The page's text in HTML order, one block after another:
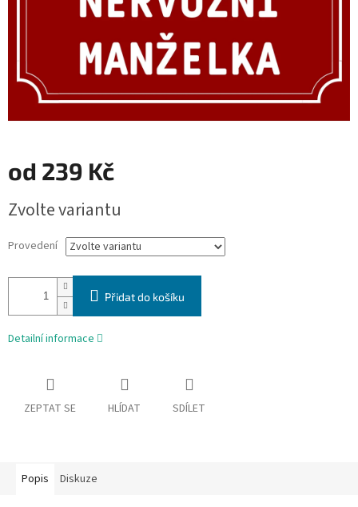
od 239 Kč
cena:
Zvolte variantu
Provedení
Přidat do košíku
Detailní informace
ZEPTAT SE HLÍDAT SDÍLET
Popis Diskuze